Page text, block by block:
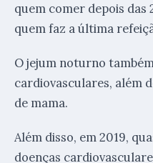
quem comer depois das
quem faz a última
O jejum noturno
cardiovasculares, além
de mama.
Além disso, em 2019,
doenças